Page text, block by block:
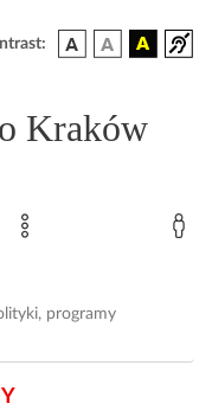
Kraków
programy